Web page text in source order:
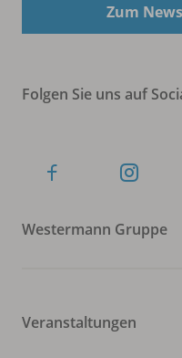
Zum
Folgen Sie uns auf
Westermann Gruppe
Veranstaltungen